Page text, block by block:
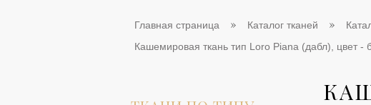
Главная страница Каталог тканей
Кашемировая ткань тип Loro Piana (дабл), цвет -